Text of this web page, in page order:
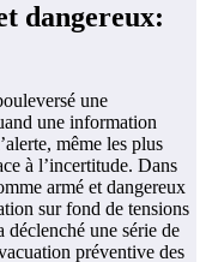
dangereux:
une
une information
même les plus
à l’incertitude. Dans
armé et dangereux
sur fond de tensions
déclenché une série de
préventive des